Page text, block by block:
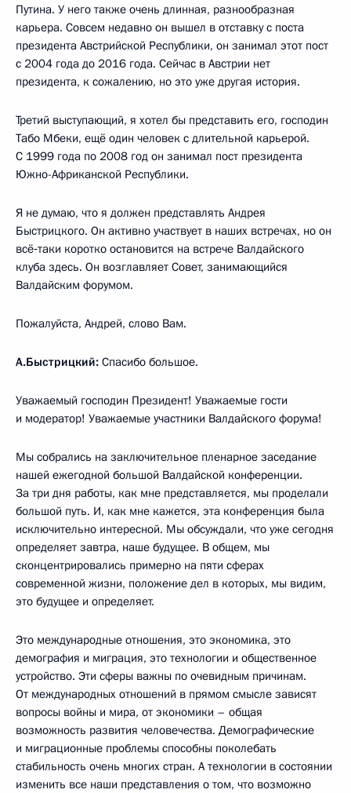
Путина. У него также очень длинная, разнообразная
карьера. Совсем недавно он вышел в отставку с поста
президента Австрийской Республики, он занимал этот пост
с 2004 года до 2016 года. Сейчас в Австрии нет
президента, к сожалению, но это уже другая история.
Третий выступающий, я хотел бы представить его, господин
Табо Мбеки, ещё один человек с длительной карьерой.
С 1999 года по 2008 год он занимал пост президента
Южно-Африканской Республики.
Я не думаю, что я должен представлять Андрея
Быстрицкого. Он активно участвует в наших встречах, но он
всё‑таки коротко остановится на встрече Валдайского
клуба здесь. Он возглавляет Совет, занимающийся
Валдайским форумом.
Пожалуйста, Андрей, слово Вам.
А.Быстрицкий: Спасибо большое.
Уважаемый господин Президент! Уважаемые гости
и модератор! Уважаемые участники Валдайского форума!
Мы собрались на заключительное пленарное заседание
нашей ежегодной большой Валдайской конференции.
За три дня работы, как мне представляется, мы проделали
большой путь. И, как мне кажется, эта конференция была
исключительно интересной. Мы обсуждали, что уже сегодня
определяет завтра, наше будущее. В общем, мы
сконцентрировались примерно на пяти сферах
современной жизни, положение дел в которых, мы видим,
это будущее и определяет.
Это международные отношения, это экономика, это
демография и миграция, это технологии и общественное
устройство. Эти сферы важны по очевидным причинам.
От международных отношений в прямом смысле зависят
вопросы войны и мира, от экономики – общая
возможность развития человечества. Демографические
и миграционные проблемы способны поколебать
стабильность очень многих стран. А технологии в состоянии
изменить все наши представления о том, что возможно